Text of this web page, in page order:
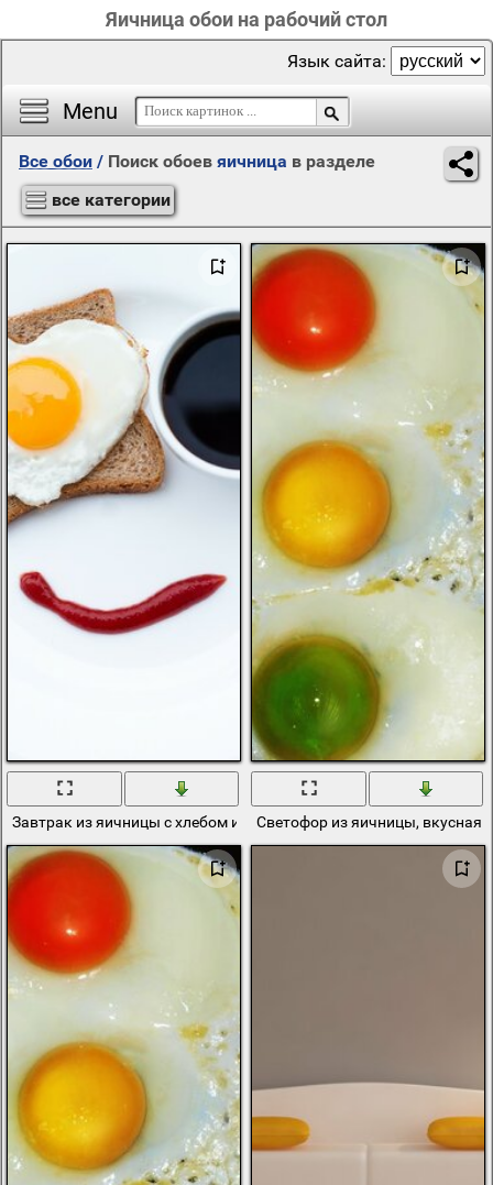
Яичница обои на рабочий стол
Menu
Язык сайта:
Все обои / Поиск обоев яичница в разделе
все категории
Завтрак из яичницы с хлебом и кофеСветофор из яичницы, вкусная